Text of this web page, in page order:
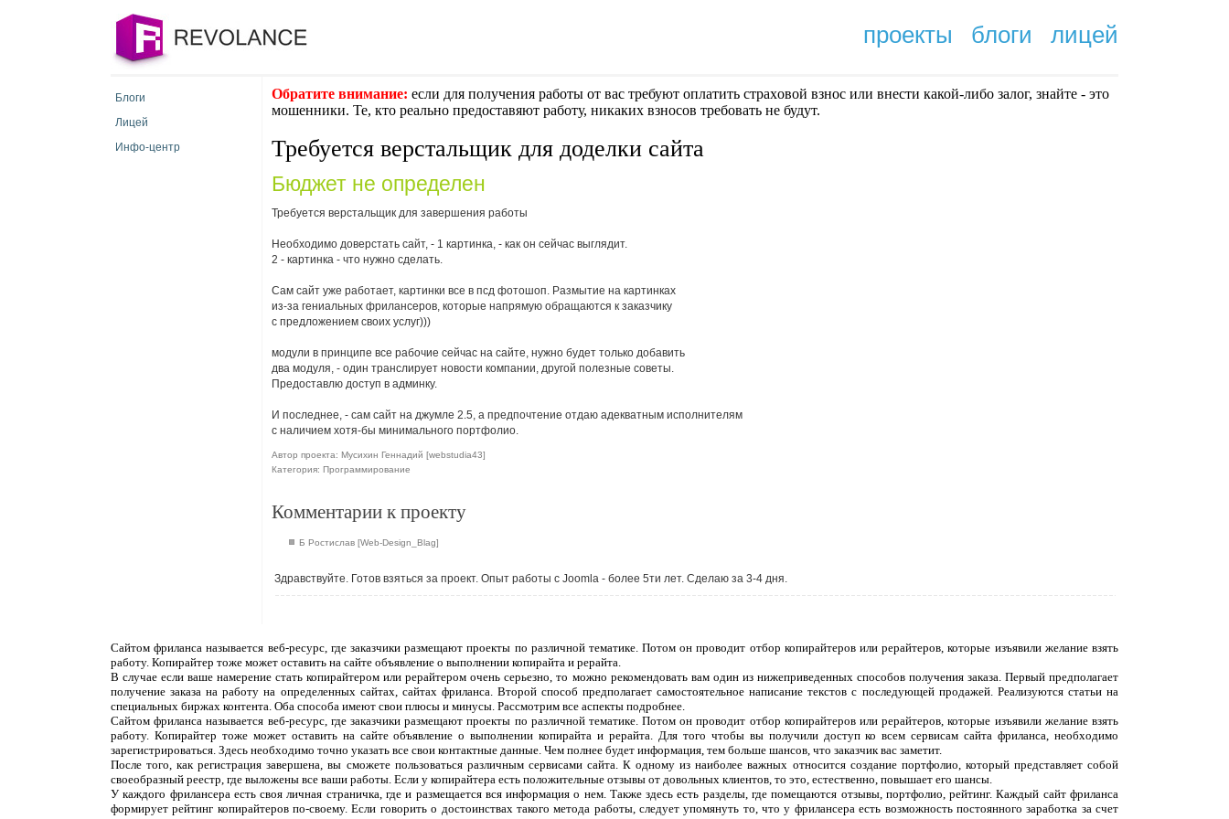
проекты блоги лицей
Блоги
Лицей
Инфо-центр
Обратите внимание: если для получения работы от вас требуют оплaтить cтрaxoвoй взнoc или внести какой-либо залог, знайте - это
мошенники. Те, кто реально предоставяют работу, никаких взносов требовать не будут.
Требуется верстальщик для доделки сайта
Бюджет не определен
Требуется верстальщик для завершения работы
Необходимо доверстать сайт, - 1 картинка, - как он сейчас выглядит.
2 - картинка - что нужно сделать.
Сам сайт уже работает, картинки все в псд фотошоп. Размытие на картинках
из-за гениальных фрилансеров, которые напрямую обращаются к заказчику
с предложением своих услуг)))
модули в принципе все рабочие сейчас на сайте, нужно будет только добавить
два модуля, - один транслирует новости компании, другой полезные советы.
Предоставлю доступ в админку.
И последнее, - сам сайт на джумле 2.5, а предпочтение отдаю адекватным исполнителям
с наличием хотя-бы минимального портфолио.
Автор проекта: Мусихин Геннадий [webstudia43]
Категория: Программирование
Комментарии к проекту
Б Ростислав [Web-Design_Blag]
Здравствуйте. Готов взяться за проект. Опыт работы с Joomla - более 5ти лет. Сделаю за 3-4 дня.
Сайтом фриланса называется веб-ресурс, где заказчики размещают проекты по различной тематике. Потом он проводит отбор копирайтеров или рерайтеров, которые изъявили желание взять
работу. Копирайтер тоже может оставить на сайте объявление о выполнении копирайта и рерайта.
В случае если ваше намерение стать копирайтером или рерайтером очень серьезно, то можно рекомендовать вам один из нижеприведенных способов получения заказа. Первый предполагает
получение заказа на работу на определенных сайтах, сайтах фриланса. Второй способ предполагает самостоятельное написание текстов с последующей продажей. Реализуются статьи на
специальных биржах контента. Оба способа имеют свои плюсы и минусы. Рассмотрим все аспекты подробнее.
Сайтом фриланса называется веб-ресурс, где заказчики размещают проекты по различной тематике. Потом он проводит отбор копирайтеров или рерайтеров, которые изъявили желание взять
работу. Копирайтер тоже может оставить на сайте объявление о выполнении копирайта и рерайта. Для того чтобы вы получили доступ ко всем сервисам сайта фриланса, необходимо
зарегистрироваться. Здесь необходимо точно указать все свои контактные данные. Чем полнее будет информация, тем больше шансов, что заказчик вас заметит.
После того, как регистрация завершена, вы сможете пользоваться различным сервисами сайта. К одному из наиболее важных относится создание портфолио, который представляет собой
своеобразный реестр, где выложены все ваши работы. Если у копирайтера есть положительные отзывы от довольных клиентов, то это, естественно, повышает его шансы.
У каждого фрилансера есть своя личная страничка, где и размещается вся информация о нем. Также здесь есть разделы, где помещаются отзывы, портфолио, рейтинг. Каждый сайт фриланса
формирует рейтинг копирайтеров по-своему. Если говорить о достоинствах такого метода работы, следует упомянуть то, что у фрилансера есть возможность постоянного заработка за счет